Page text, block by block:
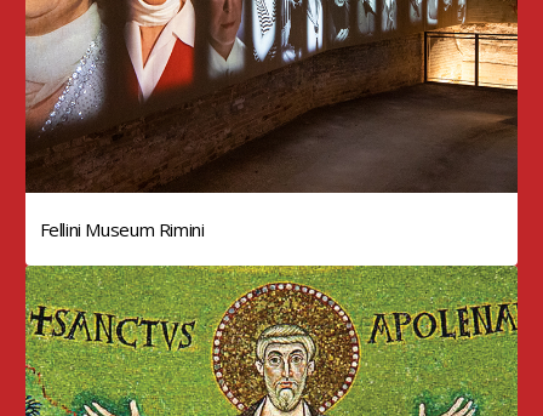
Fellini Museum Rimini